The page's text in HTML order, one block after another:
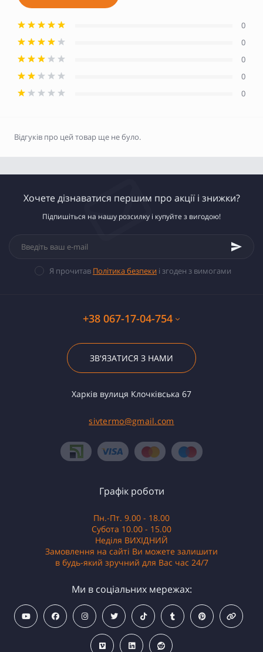
0
0
0
0
0
Відгуків про цей товар ще не було.
Хочете дізнаватися першим про акції і знижки?
Підпишіться на нашу розсилку і купуйте з вигодою!
Я прочитав Політика безпеки і згоден з вимогами
+38 067-17-04-754
ЗВ'ЯЗАТИСЯ З НАМИ
Харків вулиця Клочківська 67
sivtermo@gmail.com
Графік роботи
Пн.-Пт. 9.00 - 18.00
Субота 10.00 - 15.00
Неділя ВИХІДНИЙ
Замовлення на сайті Ви можете залишити
в будь-який зручний для Вас час 24/7
Ми в соціальних мережах: